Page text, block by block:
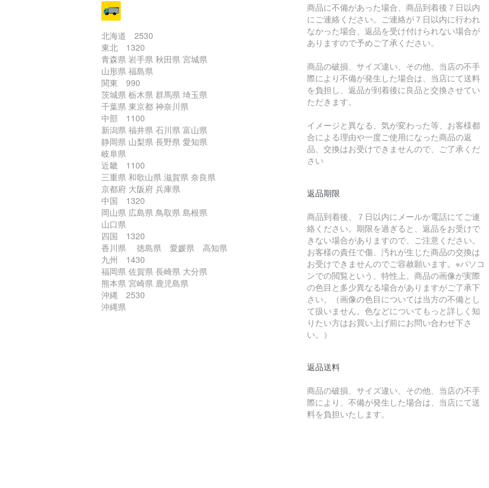
北海道 2530
東北 1320
青森県 岩手県 秋田県 宮城県
山形県 福島県
関東 990
茨城県 栃木県 群馬県 埼玉県
千葉県 東京都 神奈川県
中部 1100
新潟県 福井県 石川県 富山県
静岡県 山梨県 長野県 愛知県
岐阜県
近畿 1100
三重県 和歌山県 滋賀県 奈良県
京都府 大阪府 兵庫県
中国 1320
岡山県 広島県 鳥取県 島根県
山口県
四国 1320
香川県 徳島県 愛媛県 高知県
九州 1430
福岡県 佐賀県 長崎県 大分県
熊本県 宮崎県 鹿児島県
沖縄 2530
沖縄県
商品に不備があった場合、商品到着後７日以内
にご連絡ください。ご連絡が７日以内に行われ
なかった場合、返品を受け付けられない場合が
ありますので予めご了承ください。
商品の破損、サイズ違い、その他、当店の不手
際により不備が発生した場合は、当店にて送料
を負担し、返品が到着後に良品と交換させてい
ただきます。
イメージと異なる、気が変わった等、お客様都
合による理由や一度ご使用になった商品の返
品、交換はお受けできませんので、ご了承くだ
さい
返品期限
商品到着後、７日以内にメールか電話にてご連
絡ください。期限を過ぎると、返品をお受けで
きない場合がありますので、ご注意ください。
お客様の責任で傷、汚れが生じた商品の交換は
お受けできませんのでご容赦願います。※パソコ
ンでの閲覧という、特性上、商品の画像が実際
の色目と多少異なる場合がありますがご了承下
さい。（画像の色目については当方の不備とし
て扱いません。色などについてもっと詳しく知
りたい方はお買い上げ前にお問い合わせ下さ
い。）
返品送料
商品の破損、サイズ違い、その他、当店の不手
際により、不備が発生した場合は、当店にて送
料を負担いたします。